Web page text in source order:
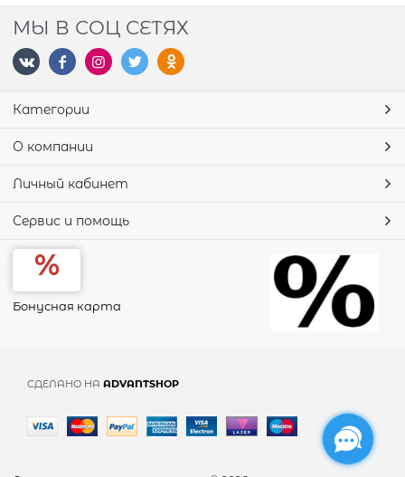
МЫ В СОЦ СЕТЯХ
Категории
О компании
Личный кабинет
Сервис и помощь
Бонусная карта
СДЕЛАНО НА ADVANTSHOP